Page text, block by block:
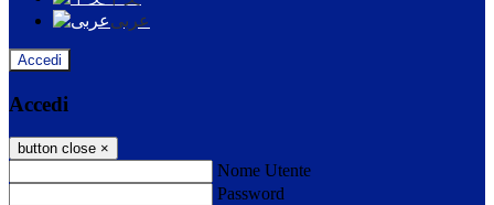
عربى
Accedi
Accedi
button close ×
Nome Utente
Password